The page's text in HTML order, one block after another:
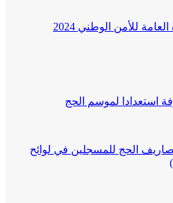
للأمن الوطني 2024
استعدادا لموسم الحج
الحج للمسجلين في لوائح